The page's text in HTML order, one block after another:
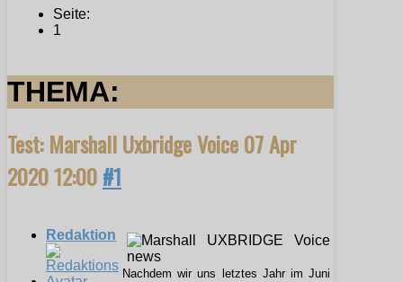
Seite:
1
THEMA:
Test: Marshall Uxbridge Voice07 Apr
2020 12:00#1
Redaktion
Nachdem wir uns letztes Jahr im Juni